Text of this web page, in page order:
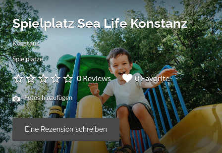
Spielplatz Sea Life Konstanz
Konstanz
Spielplätze
0 Reviews 0 Favorite
Fotos hinzufügen
Eine Rezension schreiben